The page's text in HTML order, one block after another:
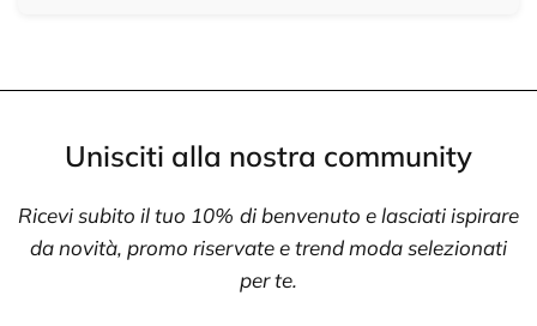
Unisciti alla nostra community
Ricevi subito il tuo 10% di benvenuto e lasciati ispirare
da novità, promo riservate e trend moda selezionati
per te.